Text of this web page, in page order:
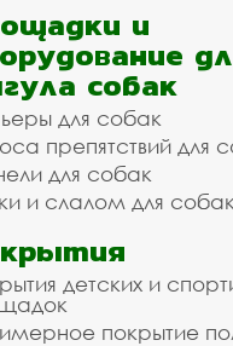
и
собак
для собак
препятствий для
для собак
и слалом для собак
детских и
покрытие